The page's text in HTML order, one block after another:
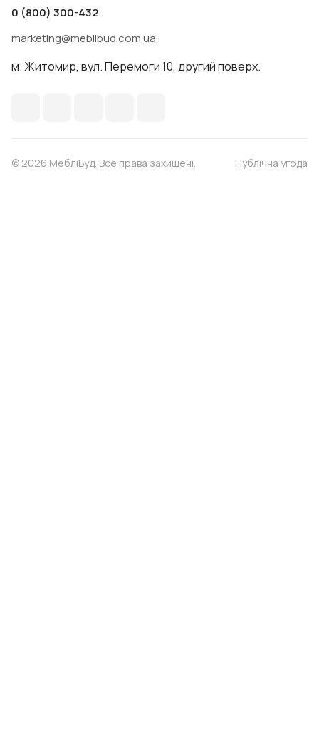
0 (800) 300-432
marketing@meblibud.com.ua
м. Житомир, вул. Перемоги 10, другий поверх.
© 2026 МебліБуд. Все права захищені. Публічна угода